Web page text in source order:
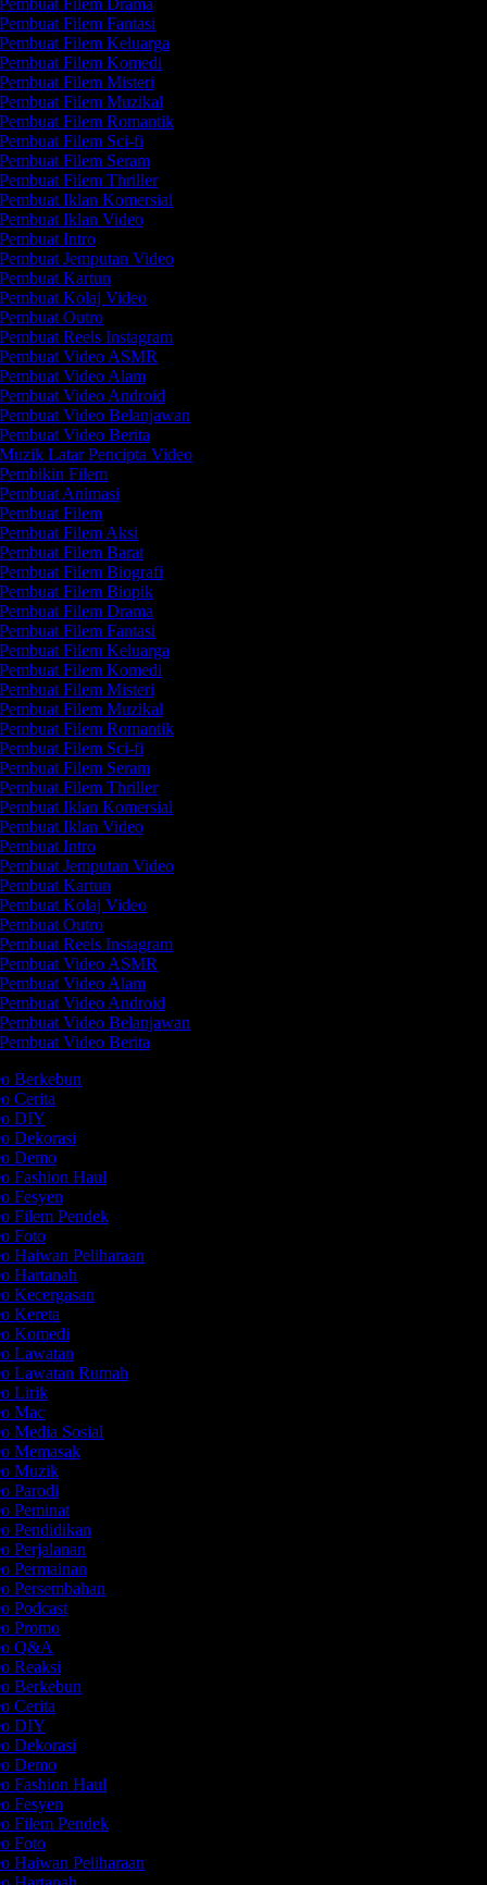
Filem Drama
Filem Fantasi
Filem Keluarga
Filem Komedi
Filem Misteri
Filem Muzikal
Filem Romantik
Filem Sci-fi
Filem Seram
Filem Thriller
Iklan Komersial
Iklan Video
Intro
Jemputan Video
Kartun
Kolaj Video
Outro
Reels Instagram
Video ASMR
Video Alam
Video Android
Video Belanjawan
Video Berita
Latar Pencipta Video
Filem
Animasi
Filem
Filem Aksi
Filem Barat
Filem Biografi
Filem Biopik
Filem Drama
Filem Fantasi
Filem Keluarga
Filem Komedi
Filem Misteri
Filem Muzikal
Filem Romantik
Filem Sci-fi
Filem Seram
Filem Thriller
Iklan Komersial
Iklan Video
Intro
Jemputan Video
Kartun
Kolaj Video
Outro
Reels Instagram
Video ASMR
Video Alam
Video Android
Video Belanjawan
Video Berita
Berkebun
Cerita
DIY
Dekorasi
Demo
Fashion Haul
Fesyen
Filem Pendek
Foto
Haiwan Peliharaan
Hartanah
Kecergasan
Kereta
Komedi
Lawatan
Lawatan Rumah
Lirik
Mac
Media Sosial
Memasak
Muzik
Parodi
Peminat
Pendidikan
Perjalanan
Permainan
Persembahan
Podcast
Promo
Q&A
Reaksi
Berkebun
Cerita
DIY
Dekorasi
Demo
Fashion Haul
Fesyen
Filem Pendek
Foto
Haiwan Peliharaan